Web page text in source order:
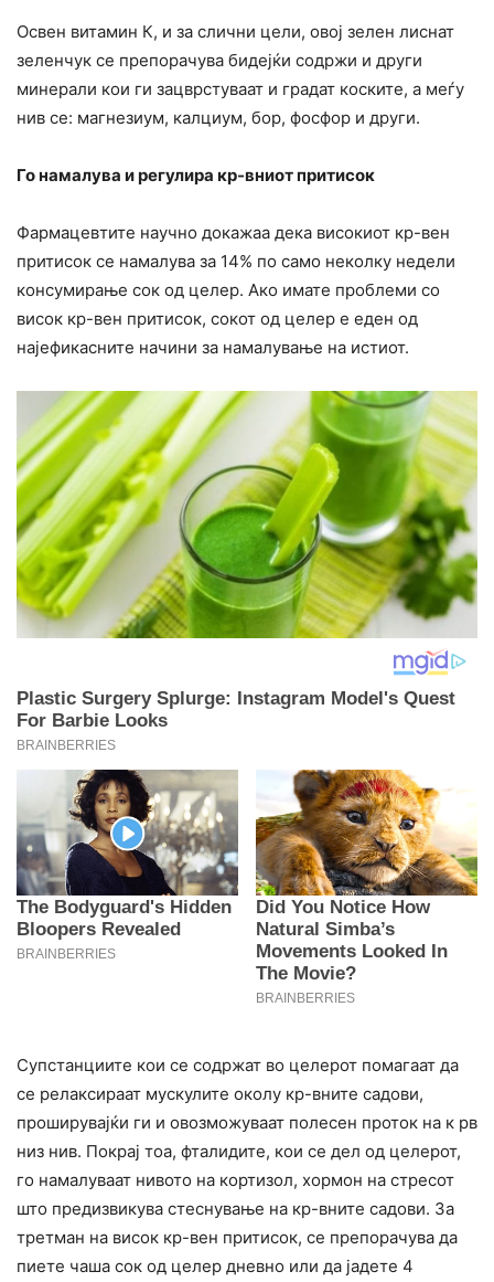
Освен витамин К, и за слични цели, овој зелен лиснат
зеленчук се препорачува бидејќи содржи и други
минерали кои ги зацврстуваат и градат коските, а меѓу
нив се: магнезиум, калциум, бор, фосфор и други.
Го намалува и регулира кр-вниот притисок
Фармацевтите научно докажаа дека високиот кр-вен
притисок се намалува за 14% по само неколку недели
консумирање сок од целер. Ако имате проблеми со
висок кр-вен притисок, сокот од целер е еден од
најефикасните начини за намалување на истиот.
Супстанциите кои се содржат во целерот помагаат да
се релаксираат мускулите околу кр-вните садови,
проширувајќи ги и овозможуваат полесен проток на к рв
низ нив. Покрај тоа, фталидите, кои се дел од целерот,
го намалуваат нивото на кортизол, хормон на стресот
што предизвикува стеснување на кр-вните садови. За
третман на висок кр-вен притисок, се препорачува да
пиете чаша сок од целер дневно или да јадете 4